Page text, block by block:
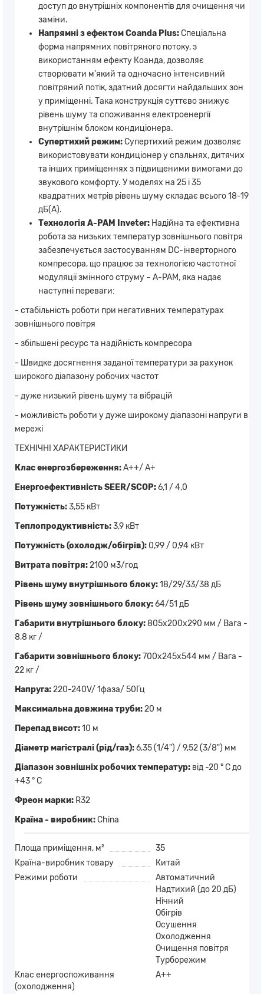
доступ до внутрішніх компонентів для очищення чи
заміни.
Напрямні з ефектом Coanda Plus:Спеціальна
форма напрямних повітряного потоку, з
використанням ефекту Коанда, дозволяє
створювати м'який та одночасно інтенсивний
повітряний потік, здатний досягти найдальших зон
у приміщенні. Така конструкція суттєво знижує
рівень шуму та споживання електроенергії
внутрішнім блоком кондиціонера.
Супертихий режим:Супертихий режим дозволяє
використовувати кондиціонер у спальнях, дитячих
та інших приміщеннях з підвищеними вимогами до
звукового комфорту. У моделях на 25 і 35
квадратних метрів рівень шуму складає всього 18-19
дБ(А).
Технологія A-PAM Inveter: Надійна та ефективна
робота за низьких температур зовнішнього повітря
забезпечується застосуванням DC-інверторного
компресора, що працює за технологією частотної
модуляції змінного струму – A-PAM, яка надає
наступні переваги:
- стабільність роботи при негативних температурах
зовнішнього повітря
- збільшені ресурс та надійність компресора
- Швидке досягнення заданої температури за рахунок
широкого діапазону робочих частот
- дуже низький рівень шуму та вібрацій
- можливість роботи у дуже широкому діапазоні напруги в
мережі
ТЕХНІЧНІ ХАРАКТЕРИСТИКИ
Клас енергозбереження:A++/ A+
Енергоефективність SEER/SCOP:6,1 / 4,0
Потужність:3,55 кВт
Теплопродуктивність:3,9 кВт
Потужність (охолодж/обігрів):0,99 / 0,94 кВт
Витрата повітря:2100 м3/год
Рівень шуму внутрішнього блоку:18/29/33/38 дБ
Рівень шуму зовнішнього блоку:64/51 дБ
Габарити внутрішнього блоку:805х200х290 мм / Вага -
8,8 кг /
Габарити зовнішнього блоку:700х245х544 мм / Вага -
22 кг /
Напруга:220-240V/ 1фаза/ 50Гц
Максимальна довжина труби:20 м
Перепад висот:10 м
Діаметр магістралі (рід/газ):6,35 (1/4") / 9,52 (3/8") мм
Діапазон зовнішніх робочих температур: від -20 ° C до
+43 ° C
Фреон марки: R32
Країна - виробник:China
Площа приміщення, м²
35
Країна-виробник товару
Китай
Режими роботи
Автоматичний
Надтихий (до 20 дБ)
Нічний
Обігрів
Осушення
Охолодження
Очищення повітря
Турборежим
Клас енергоспоживання
(охолодження)
A++